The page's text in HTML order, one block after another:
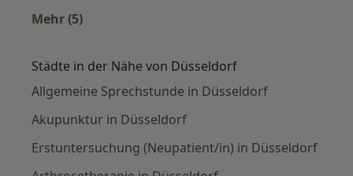
Mehr (5)
Städte in der Nähe von Düsseldorf
Allgemeine Sprechstunde in Düsseldorf
Akupunktur in Düsseldorf
Erstuntersuchung (Neupatient/in) in Düsseldorf